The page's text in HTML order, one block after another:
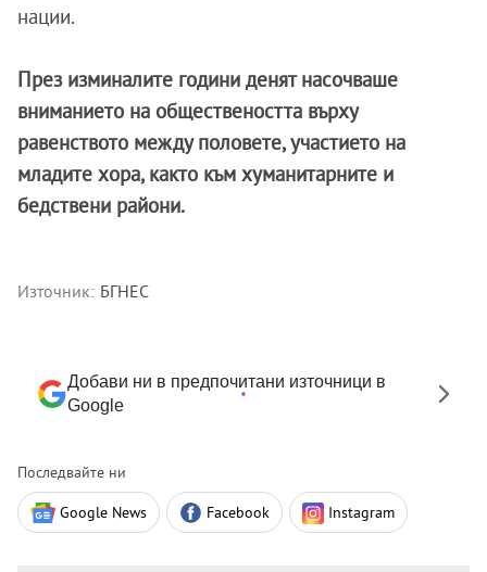
нации.
През изминалите години денят насочваше
вниманието на обществеността върху
равенството между половете, участието на
младите хора, както към хуманитарните и
бедствени райони.
Източник: БГНЕС
Добави ни в предпочитани източници в
Google
Последвайте ни
Google News Facebook Instagram